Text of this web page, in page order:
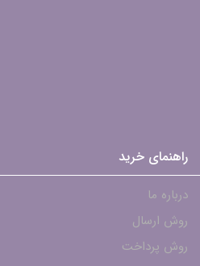
راهنمای خرید
درباره ما
روش ارسال
روش پرداخت